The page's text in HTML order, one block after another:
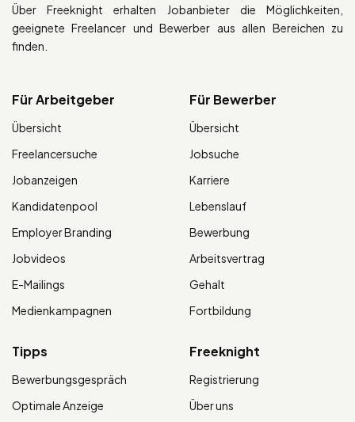
Über Freeknight erhalten Jobanbieter die Möglichkeiten,
geeignete Freelancer und Bewerber aus allen Bereichen zu
finden.
Für Arbeitgeber
Übersicht
Freelancersuche
Jobanzeigen
Kandidatenpool
Employer Branding
Jobvideos
E-Mailings
Medienkampagnen
Für Bewerber
Übersicht
Jobsuche
Karriere
Lebenslauf
Bewerbung
Arbeitsvertrag
Gehalt
Fortbildung
Tipps
Bewerbungsgespräch
Optimale Anzeige
Freeknight
Registrierung
Über uns